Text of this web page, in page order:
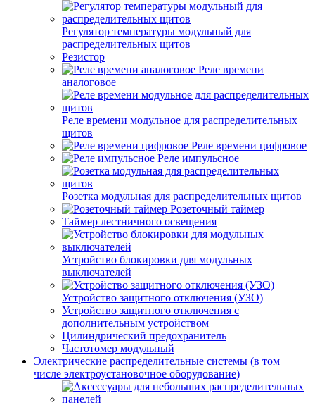
Регулятор температуры модульный для
распределительных щитов
Резистор
Реле времени
аналоговое
Реле времени модульное для распределительных
щитов
Реле времени цифровое
Реле импульсное
Розетка модульная для распределительных щитов
Розеточный таймер
Таймер лестничного освещения
Устройство блокировки для модульных
выключателей
Устройство защитного отключения (УЗО)
Устройство защитного отключения с
дополнительным устройством
Цилиндрический предохранитель
Частотомер модульный
Электрические распределительные системы (в том
числе электроустановочное оборудование)